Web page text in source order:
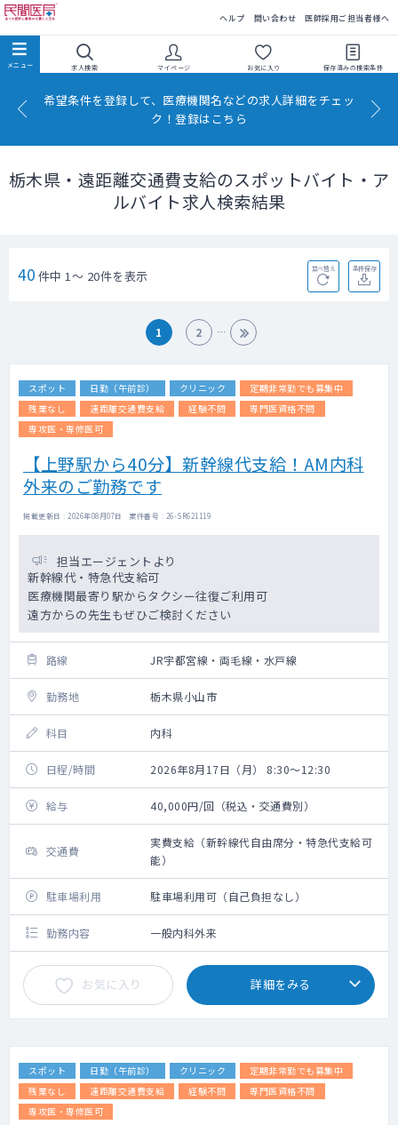
ヘルプ 問い合わせ 医師採用ご担当者様へ
求人検索 マイページ お気に入り 保存済みの検索条件
希望条件を登録して、医療機関名などの求人詳細をチェッ
ク！登録はこちら
栃木県・遠距離交通費支給のスポットバイト・ア
ルバイト求人検索結果
40 件中 1～ 20件を表示 並べ替え 条件保存
1 2
スポット 日勤（午前診） クリニック
定期非常勤でも募集中
残業なし
遠距離交通費支給 経験不問
専門医資格不問
専攻医・専修医可
【上野駅から40分】新幹線代支給！AM内科
外来のご勤務です
掲載更新日 : 2026年08月07日 案件番号 : 26-SR621119
担当エージェントより
新幹線代・特急代支給可
医療機関最寄り駅からタクシー往復ご利用可
遠方からの先生もぜひご検討ください
路線 JR宇都宮線・両毛線・水戸線
勤務地 栃木県小山市
科目 内科
日程/時間 2026年8月17日（月） 8:30～12:30
給与 40,000円/回（税込・交通費別）
交通費
実費支給（新幹線代自由席分・特急代支給可
能）
駐車場利用 駐車場利用可（自己負担なし）
勤務内容 一般内科外来
お気に入り 詳細をみる
スポット 日勤（午前診） クリニック
定期非常勤でも募集中
残業なし
遠距離交通費支給 経験不問
専門医資格不問
専攻医・専修医可